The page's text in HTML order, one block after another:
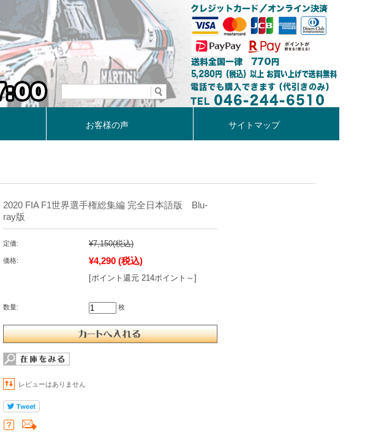
お客様の声 サイトマップ
2020 FIA F1世界選手権総集編 完全日本語版 Blu-
ray版
定価: ¥7,150(税込)
価格: ¥4,290 (税込)
[ポイント還元 214ポイント～]
数量: 枚
レビューはありません